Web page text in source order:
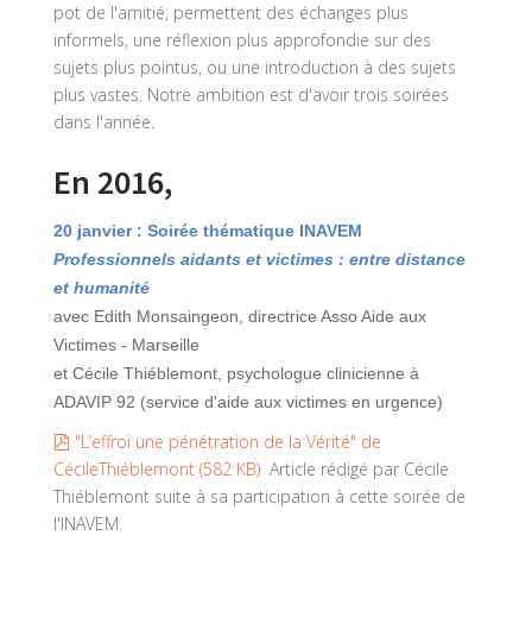
pot de l'amitié, permettent des échanges plus
informels, une réflexion plus approfondie sur des
sujets plus pointus, ou une introduction à des sujets
plus vastes. Notre ambition est d'avoir trois soirées
dans l'année.
En 2016,
20 janvier : Soirée thématique INAVEM
Professionnels aidants et victimes : entre distance
et humanité
avec Edith Monsaingeon, directrice Asso Aide aux
Victimes - Marseille
et Cécile Thiéblemont, psychologue clinicienne à
ADAVIP 92 (service d'aide aux victimes en urgence)
pdf
"L’effroi une pénétration de la Vérité" de
CécileThiéblemont (582 KB) Article rédigé par Cécile
Thiéblemont suite à sa participation à cette soirée de
l'INAVEM.